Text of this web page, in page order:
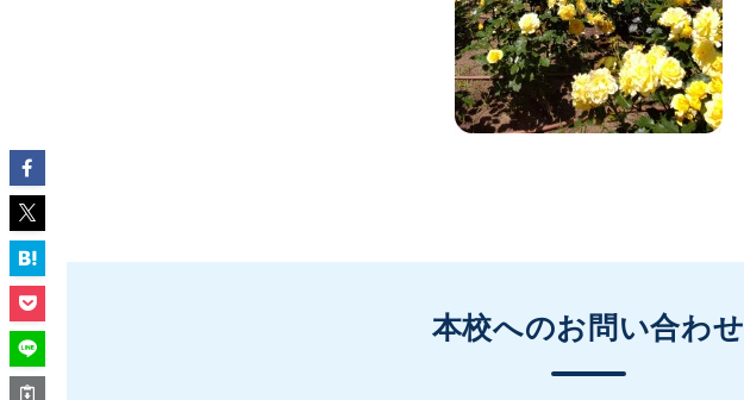
本校へのお問い合わせ